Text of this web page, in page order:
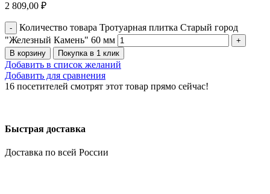
2 809,00 ₽
Количество товара Тротуарная плитка Старый город
"Железный Камень" 60 мм
В корзину Покупка в 1 клик
Добавить в список желаний
Добавить для сравнения
16 посетителей смотрят этот товар прямо сейчас!
Быстрая доставка
Доставка по всей России